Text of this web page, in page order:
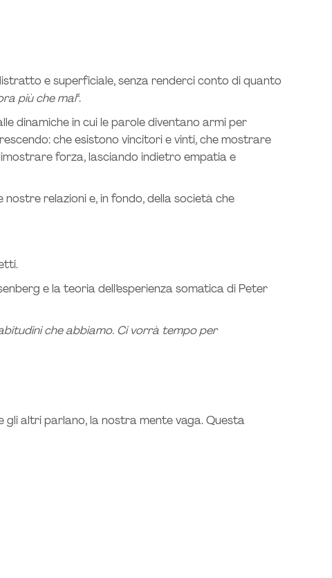
e superficiale, senza renderci conto di quanto
più che mai“.
dinamiche in cui le parole diventano armi per
che esistono vincitori e vinti, che mostrare
forza, lasciando indietro empatia e
nostre relazioni e, in fondo, della società che
e la teoria dell’esperienza somatica di Peter
che abbiamo. Ci vorrà tempo per
gli altri parlano, la nostra mente vaga. Questa